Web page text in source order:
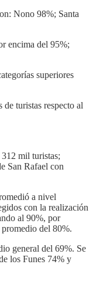
Nono 98%; Santa
encima del 95%;
superiores
turistas respecto al
mil turistas;
San Rafael con
a nivel
con la realización
al 90%, por
del 80%.
general del 69%. Se
los Funes 74% y